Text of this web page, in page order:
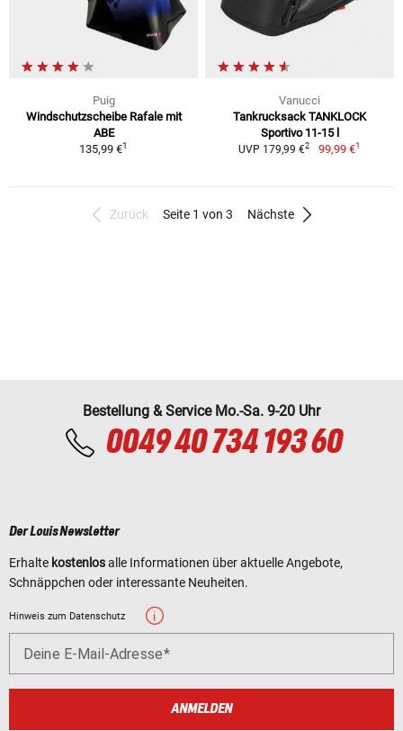
Puig
Windschutzscheibe Rafale mit
ABE
135,99 €1
Vanucci
Tankrucksack TANKLOCK
Sportivo 11-15 l
UVP 179,99 €2 99,99 €1
Zurück Seite 1 von 3 Nächste
Bestellung & Service Mo.-Sa. 9-20 Uhr
0049 40 734 193 60
Der Louis Newsletter
Erhalte kostenlosalle Informationen über aktuelle Angebote,
Schnäppchen oder interessante Neuheiten.
Hinweis zum Datenschutz
Deine E-Mail-Adresse
ANMELDEN